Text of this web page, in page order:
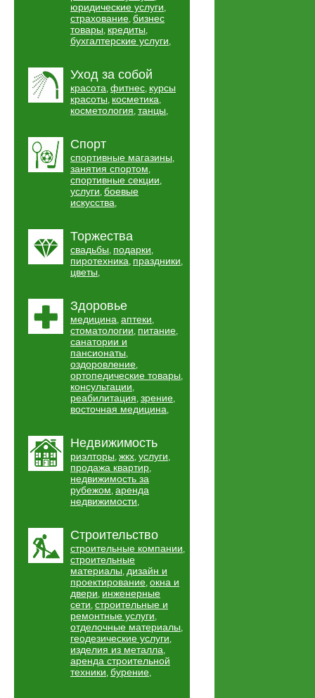
юридические услуги,
страхование, бизнес
товары, кредиты,
бухгалтерские услуги,
Уход за собой
красота, фитнес, курсы
красоты, косметика,
косметология, танцы,
Спорт
спортивные магазины,
занятия спортом,
спортивные секции,
услуги, боевые
искусства,
Торжества
свадьбы, подарки,
пиротехника, праздники,
цветы,
Здоровье
медицина, аптеки,
стоматологии, питание,
санатории и
пансионаты,
оздоровление,
ортопедические товары,
консультации,
реабилитация, зрение,
восточная медицина,
Недвижимость
риэлторы, жкх, услуги,
продажа квартир,
недвижимость за
рубежом, аренда
недвижимости,
Строительство
строительные компании,
строительные
материалы, дизайн и
проектирование, окна и
двери, инженерные
сети, строительные и
ремонтные услуги,
отделочные материалы,
геодезические услуги,
изделия из металла,
аренда строительной
техники, бурение,